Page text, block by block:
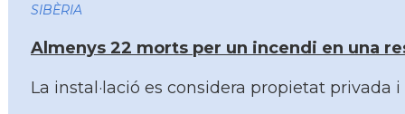
SIBÈRIA
Almenys 22 morts per un incendi en una
La instal·lació es considera propietat